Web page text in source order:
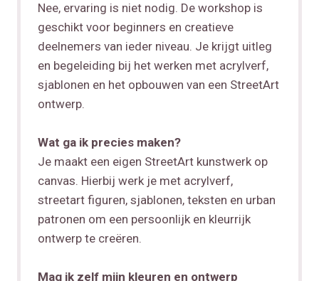
Nee, ervaring is niet nodig. De workshop is
geschikt voor beginners en creatieve
deelnemers van ieder niveau. Je krijgt uitleg
en begeleiding bij het werken met acrylverf,
sjablonen en het opbouwen van een StreetArt
ontwerp.
Wat ga ik precies maken?
Je maakt een eigen StreetArt kunstwerk op
canvas. Hierbij werk je met acrylverf,
streetart figuren, sjablonen, teksten en urban
patronen om een persoonlijk en kleurrijk
ontwerp te creëren.
Mag ik zelf mijn kleuren en ontwerp